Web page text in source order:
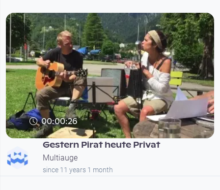
00:00:26
Gestern Pirat heute Privat
Multiauge
since 11 years 1 month